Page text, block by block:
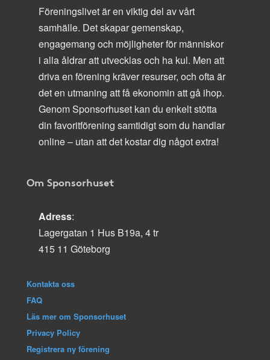
Föreningslivet är en viktig del av vårt
samhälle. Det skapar gemenskap,
engagemang och möjligheter för människor
i alla åldrar att utvecklas och ha kul. Men att
driva en förening kräver resurser, och ofta är
det en utmaning att få ekonomin att gå ihop.
Genom Sponsorhuset kan du enkelt stötta
din favoritförening samtidigt som du handlar
online – utan att det kostar dig något extra!
Om Sponsorhuset
Adress:
Lagergatan 1 Hus B19a, 4 tr
415 11 Göteborg
Kontakta oss
FAQ
Läs mer om Sponsorhuset
Privacy Policy
Registrera ny förening